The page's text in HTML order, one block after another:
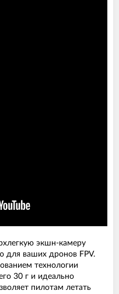
экшн-камеру
для ваших дронов FPV.
технологии
30 г и идеально
пилотам летать